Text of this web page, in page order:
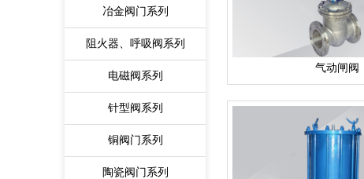
冶金阀门系列
阻火器、呼吸阀系列
电磁阀系列
针型阀系列
铜阀门系列
陶瓷阀门系列
气动闸阀